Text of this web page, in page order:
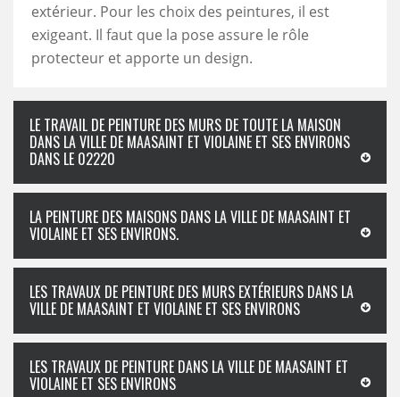
extérieur. Pour les choix des peintures, il est
exigeant. Il faut que la pose assure le rôle
protecteur et apporte un design.
LE TRAVAIL DE PEINTURE DES MURS DE TOUTE LA MAISON
DANS LA VILLE DE MAASAINT ET VIOLAINE ET SES ENVIRONS
DANS LE 02220
LA PEINTURE DES MAISONS DANS LA VILLE DE MAASAINT ET
VIOLAINE ET SES ENVIRONS.
LES TRAVAUX DE PEINTURE DES MURS EXTÉRIEURS DANS LA
VILLE DE MAASAINT ET VIOLAINE ET SES ENVIRONS
LES TRAVAUX DE PEINTURE DANS LA VILLE DE MAASAINT ET
VIOLAINE ET SES ENVIRONS